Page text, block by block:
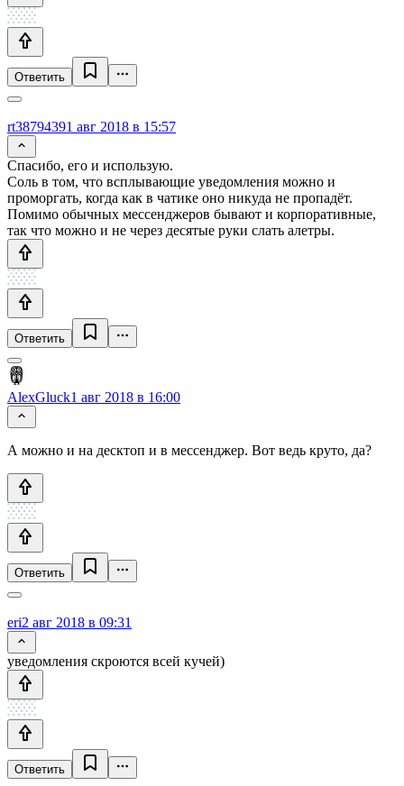
Ответить
rt38794391 авг 2018 в 15:57
Спасибо, его и использую.
Соль в том, что всплывающие уведомления можно и
проморгать, когда как в чатике оно никуда не пропадёт.
Помимо обычных мессенджеров бывают и корпоративные,
так что можно и не через десятые руки слать алетры.
Ответить
AlexGluck1 авг 2018 в 16:00
А можно и на десктоп и в мессенджер. Вот ведь круто, да?
Ответить
eri2 авг 2018 в 09:31
уведомления скроются всей кучей)
Ответить